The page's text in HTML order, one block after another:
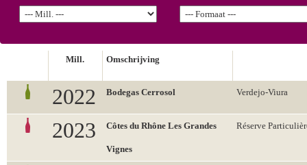
Mill. Omschrijving
2022 Bodegas Cerrosol Verdejo-Viura
2023 Côtes du Rhône Les Grandes
Vignes
Réserve